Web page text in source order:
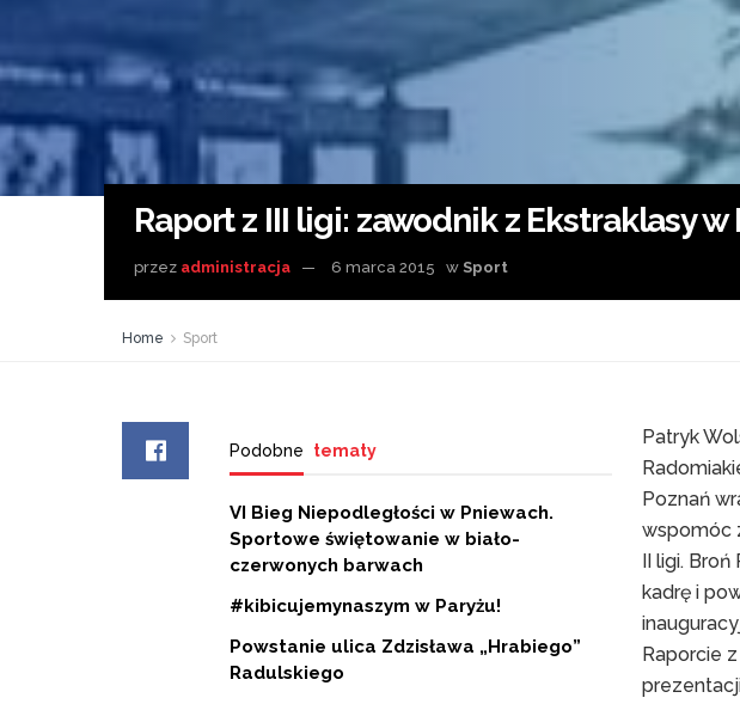
Raport z III ligi: zawodnik z Ekstraklasy
przez administracja 6 marca 2015 w Sport
Home Sport
Podobne tematy
VI Bieg Niepodległości w Pniewach.
Sportowe świętowanie w biało-
czerwonych barwach
#kibicujemynaszym w Paryżu!
Powstanie ulica Zdzisława „Hrabiego”
Radulskiego
Patryk
Poznań
wspomóc
II ligi.
kadrę i
Raporcie